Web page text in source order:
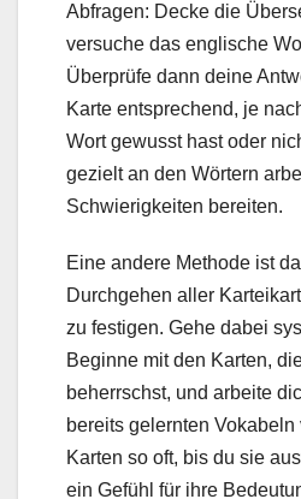
Abfragen: Decke die
versuche das englische
Überprüfe dann deine
Karte entsprechend, je
Wort gewusst hast oder
gezielt an den Wörtern
Schwierigkeiten bereiten.
Eine andere Methode ist
Durchgehen aller
zu festigen. Gehe dabei
Beginne mit den Karten,
beherrschst, und arbeite
bereits gelernten
Karten so oft, bis du sie
ein Gefühl für ihre